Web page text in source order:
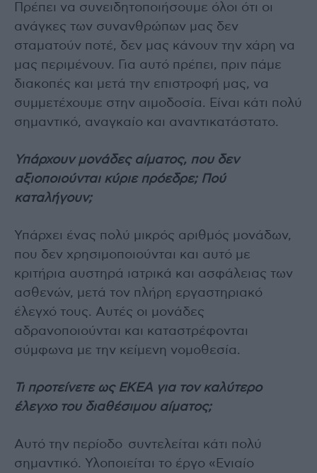
Πρέπει να συνειδητοποιήσουμε όλοι ότι οι
ανάγκες των συνανθρώπων μας δεν
σταματούν ποτέ, δεν μας κάνουν την χάρη να
μας περιμένουν. Για αυτό πρέπει, πριν πάμε
διακοπές και μετά την επιστροφή μας, να
συμμετέχουμε στην αιμοδοσία. Είναι κάτι πολύ
σημαντικό, αναγκαίο και αναντικατάστατο.
Υπάρχουν μονάδες αίματος, που δεν
αξιοποιούνται κύριε πρόεδρε; Πού
καταλήγουν;
Υπάρχει ένας πολύ μικρός αριθμός μονάδων,
που δεν χρησιμοποιούνται και αυτό με
κριτήρια αυστηρά ιατρικά και ασφάλειας των
ασθενών, μετά τον πλήρη εργαστηριακό
έλεγχό τους. Αυτές οι μονάδες
αδρανοποιούνται και καταστρέφονται
σύμφωνα με την κείμενη νομοθεσία.
Τι προτείνετε ως ΕΚΕΑ για τον καλύτερο
έλεγχο του διαθέσιμου αίματος;
Αυτό την περίοδο συντελείται κάτι πολύ
σημαντικό. Υλοποιείται το έργο «Ενιαίο